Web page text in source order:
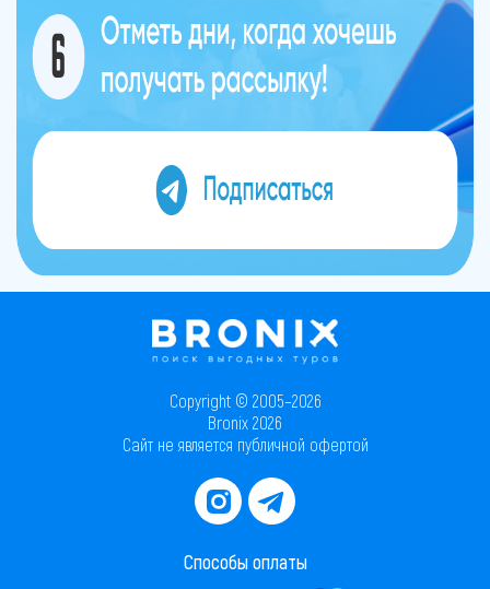
Copyright © 2005–2026
Bronix 2026
Сайт не является публичной офертой
Способы оплаты